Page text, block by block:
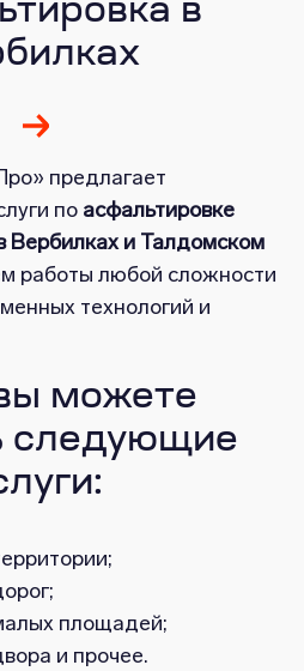
в
предлагает
по асфальтировке
Вербилках и Талдомском
работы любой сложности
технологий и
можете
следующие
площадей;
и прочее.